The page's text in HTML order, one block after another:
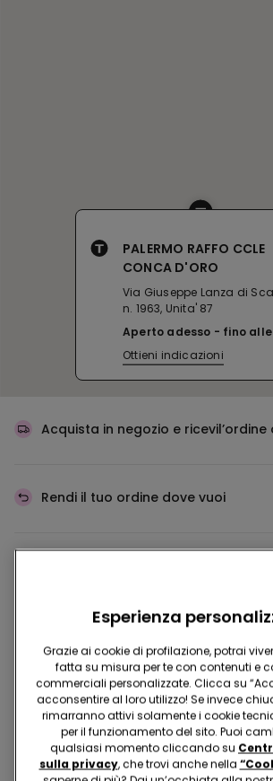
PALERMO RAFFO CCLE
CONCA D'ORO
Via Giuseppe Lanza di
n. 1963, Unita' 87
Aperto adesso
fino alle
Ottieni indicazioni
Acquista in negozio e ricevi
Rendi il tuo ordine dove vuoi
Hai domande sulle misure di sicurezza
Leggi le nostre FAQ
Esperienza
Grazie ai cookie di profilazione, potrai
fatta su misura per te con contenuti e
commerciali personalizzate. Clicca su
acconsentire al loro utilizzo! Se invece
rimarranno attivi solamente i cookie
per il funzionamento del sito. Puoi
qualsiasi momento cliccando su
sulla privacy, che trovi anche nella